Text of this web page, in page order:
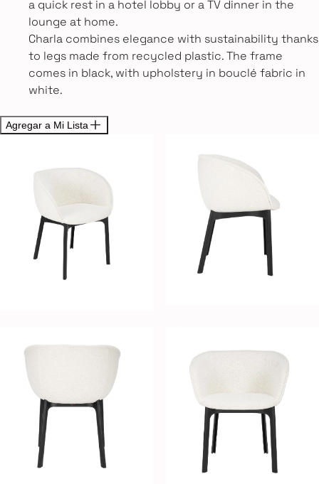
a quick rest in a hotel lobby or a TV dinner in the
lounge at home.
Charla combines elegance with sustainability thanks
to legs made from recycled plastic. The frame
comes in black, with upholstery in bouclé fabric in
white.
Agregar a Mi Lista